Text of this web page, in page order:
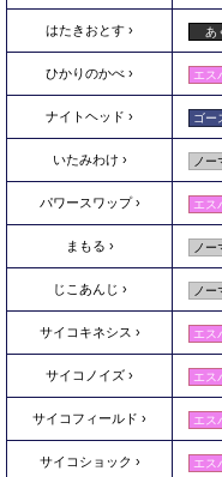
はたきおとす あ
ひかりのかべ エス
ナイトヘッド ゴー
いたみわけ ノー
パワースワップ エス
まもる ノー
じこあんじ ノー
サイコキネシス エス
サイコノイズ エス
サイコフィールド エス
サイコショック エス